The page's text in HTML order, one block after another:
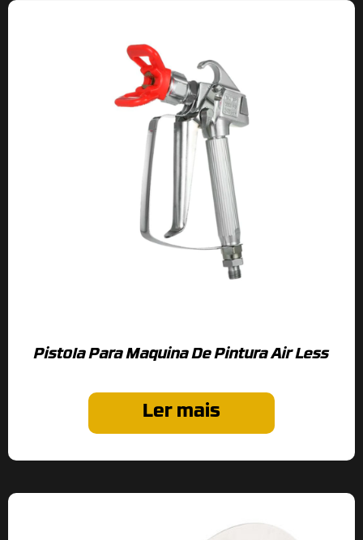
Pistola Para Maquina De Pintura Air Less
Ler mais